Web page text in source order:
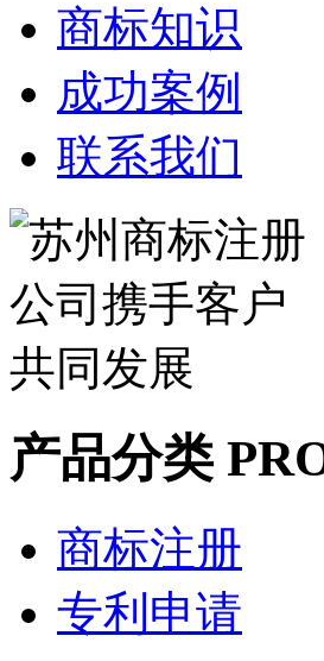
商标知识
成功案例
联系我们
产品分类
商标注册
专利申请